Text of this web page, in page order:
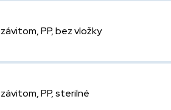
PP, bez vložky
PP, sterilné